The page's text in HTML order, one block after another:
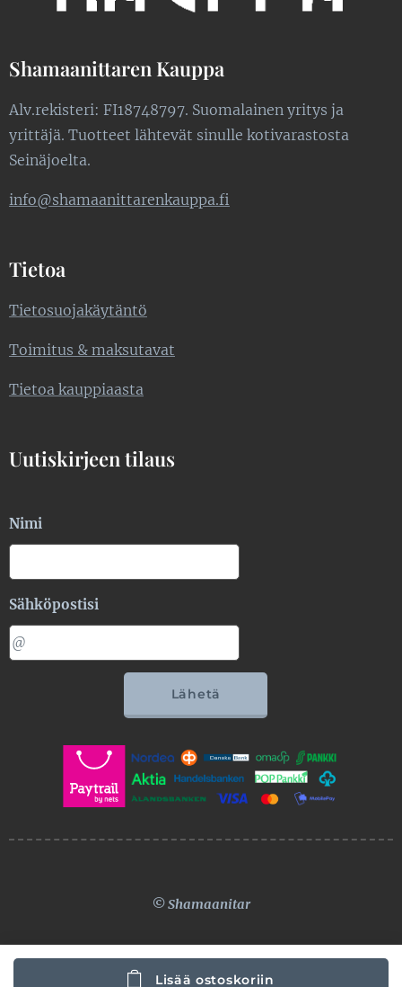
Lisää ostoskoriin
Shamaanittaren Kauppa
Alv.rekisteri: FI18748797. Suomalainen yritys ja
yrittäjä. Tuotteet lähtevät sinulle kotivarastosta
Seinäjoelta.
info@shamaanittarenkauppa.fi
Tietoa
Tietosuojakäytäntö
Toimitus & maksutavat
Tietoa kauppiaasta
Uutiskirjeen tilaus
Nimi
Sähköpostisi
Lähetä
© Shamaanitar